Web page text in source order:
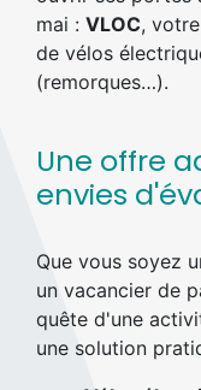
mai : VLOC,
de vélos
(remorques…).
Une offre
envies
Que vous soyez
un vacancier de
quête d'une
une solution